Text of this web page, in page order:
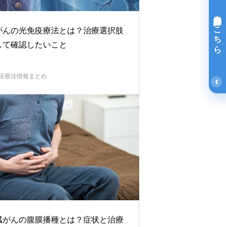
んの光免疫療法とは？治療選択肢
て確認したいこと
療法情報まとめ
がんの腹膜播種とは？症状と治療
‹
光免疫療法詳細はこちら